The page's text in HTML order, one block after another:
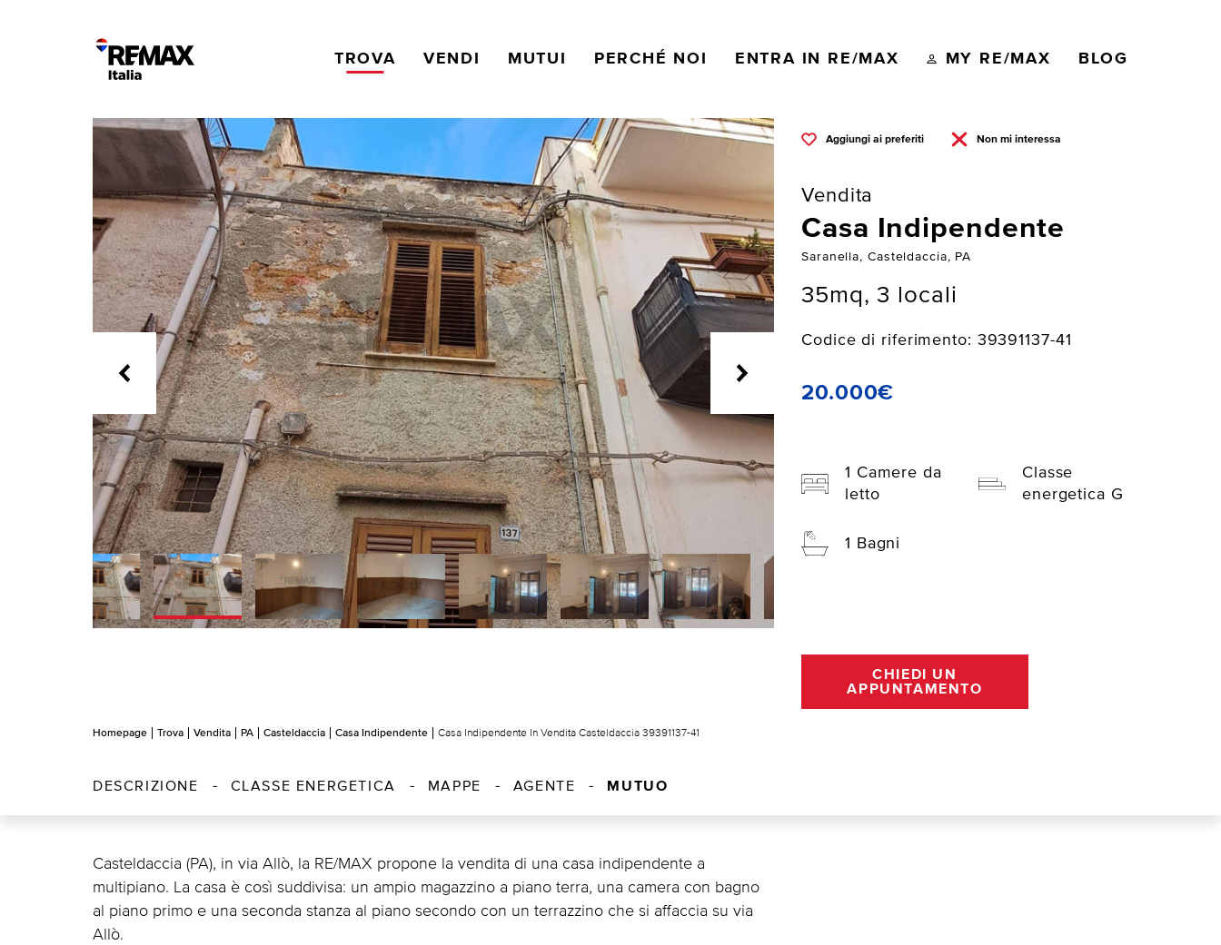
TROVA VENDI MUTUI PERCHÉ NOI ENTRA IN RE/MAX MY RE/MAX BLOG
Aggiungi ai preferiti Non mi interessa
Vendita
Casa Indipendente
Saranella, Casteldaccia, PA
35mq, 3 locali
Codice di riferimento: 39391137-41
20.000€
1 Camere da
letto
Classe
energetica G
1 Bagni
CHIEDI UN
APPUNTAMENTO
Homepage Trova Vendita PA Casteldaccia Casa Indipendente Casa Indipendente In Vendita Casteldaccia 39391137-41
DESCRIZIONE CLASSE ENERGETICA MAPPE AGENTE MUTUO
Casteldaccia (PA), in via Allò, la RE/MAX propone la vendita di una casa indipendente a
multipiano. La casa è così suddivisa: un ampio magazzino a piano terra, una camera con bagno
al piano primo e una seconda stanza al piano secondo con un terrazzino che si affaccia su via
Allò.